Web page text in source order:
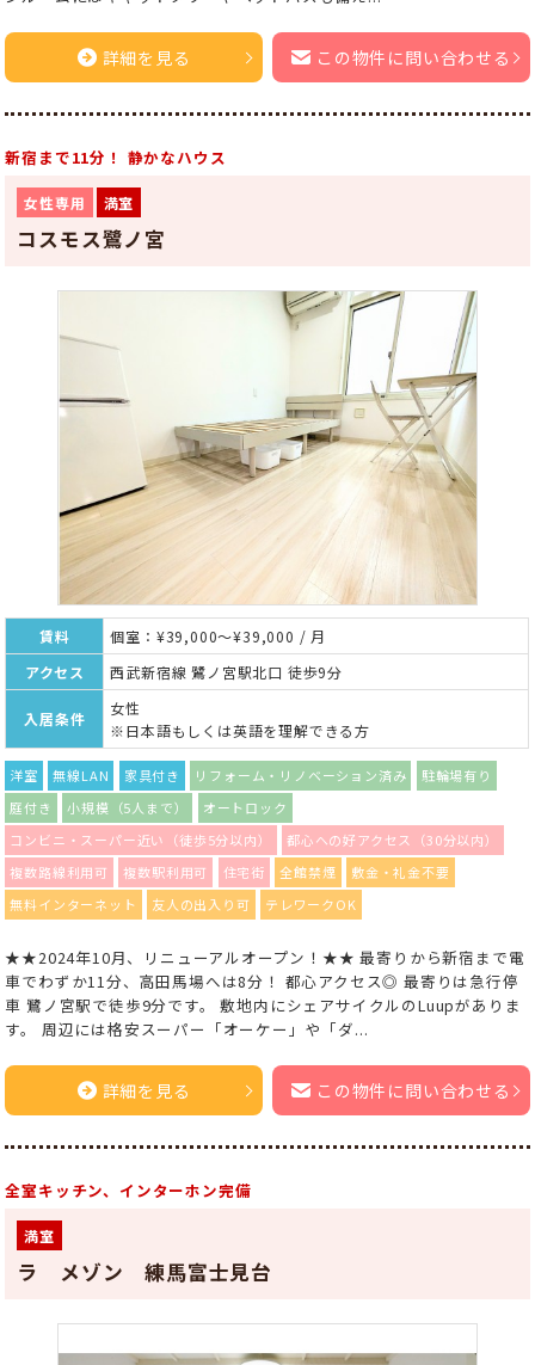
詳細を見る この物件に問い合わせる
新宿まで11分！ 静かなハウス
女性専用 満室
コスモス鷺ノ宮
賃料
個室：¥39,000～¥39,000 / 月
アクセス
西武新宿線 鷺ノ宮駅北口 徒歩9分
入居条件
女性
※日本語もしくは英語を理解できる方
洋室 無線LAN 家具付き リフォーム・リノベーション済み
駐輪場有り
庭付き
小規模（5人まで）
オートロック
コンビニ・スーパー近い（徒歩5分以内）
都心への好アクセス（30分以内）
複数路線利用可
複数駅利用可 住宅街 全館禁煙
敷金・礼金不要
無料インターネット
友人の出入り可 テレワークOK
★★2024年10月、リニューアルオープン！★★ 最寄りから新宿まで電
車でわずか11分、高田馬場へは8分！ 都心アクセス◎ 最寄りは急行停
車 鷺ノ宮駅で徒歩9分です。 敷地内にシェアサイクルのLuupがありま
す。 周辺には格安スーパー「オーケー」や「ダ...
詳細を見る この物件に問い合わせる
全室キッチン、インターホン完備
満室
ラ メゾン 練馬富士見台